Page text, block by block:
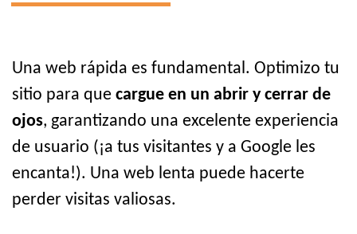
Una web rápida es fundamental. Optimizo tu
sitio para que cargue en un abrir y cerrar de
ojos, garantizando una excelente experiencia
de usuario (¡a tus visitantes y a Google les
encanta!). Una web lenta puede hacerte
perder visitas valiosas.